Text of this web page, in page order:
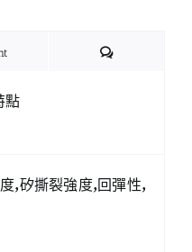
Comments
點
,矽撕裂強度,回彈性,